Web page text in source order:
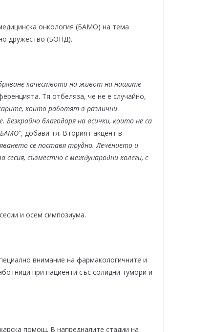
онкология (БАМО) на тема
дружество (БОНД).
качеството на живот на нашите
Тя отбеляза, че не е случайно,
които работят в различни
благодаря на всички, които не са
, добави тя. Вторият акцент в
се поставя трудно. Лечението и
съвместно с международни колеги, с
и осем симпозиума.
внимание на фармакологичните и
при пациенти със солидни тумори и
помощ. В напредналите стадии на